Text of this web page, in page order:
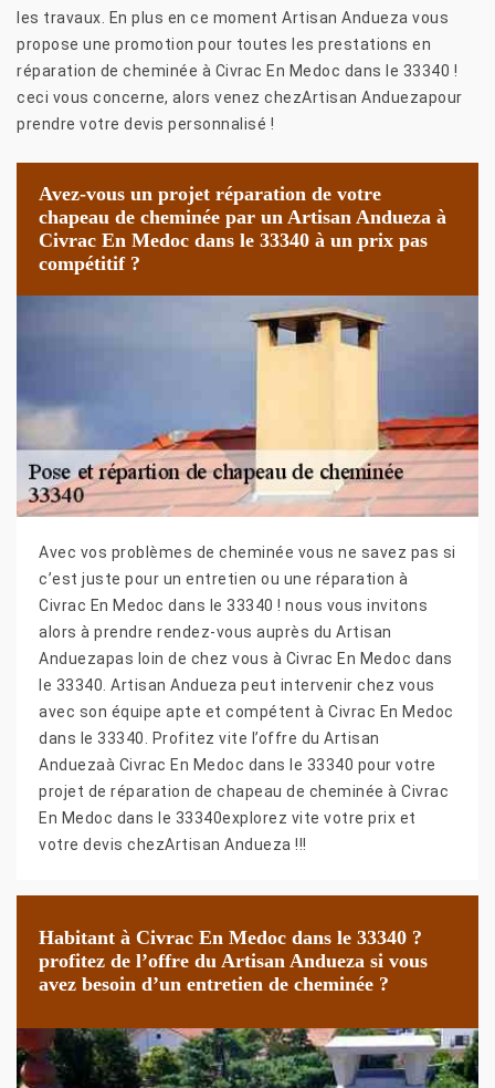
les travaux. En plus en ce moment Artisan Andueza vous
propose une promotion pour toutes les prestations en
réparation de cheminée à Civrac En Medoc dans le 33340 !
ceci vous concerne, alors venez chezArtisan Anduezapour
prendre votre devis personnalisé !
Avez-vous un projet réparation de votre
chapeau de cheminée par un Artisan Andueza à
Civrac En Medoc dans le 33340 à un prix pas
compétitif ?
Avec vos problèmes de cheminée vous ne savez pas si
c’est juste pour un entretien ou une réparation à
Civrac En Medoc dans le 33340 ! nous vous invitons
alors à prendre rendez-vous auprès du Artisan
Anduezapas loin de chez vous à Civrac En Medoc dans
le 33340. Artisan Andueza peut intervenir chez vous
avec son équipe apte et compétent à Civrac En Medoc
dans le 33340. Profitez vite l’offre du Artisan
Anduezaà Civrac En Medoc dans le 33340 pour votre
projet de réparation de chapeau de cheminée à Civrac
En Medoc dans le 33340explorez vite votre prix et
votre devis chezArtisan Andueza !!!
Habitant à Civrac En Medoc dans le 33340 ?
profitez de l’offre du Artisan Andueza si vous
avez besoin d’un entretien de cheminée ?